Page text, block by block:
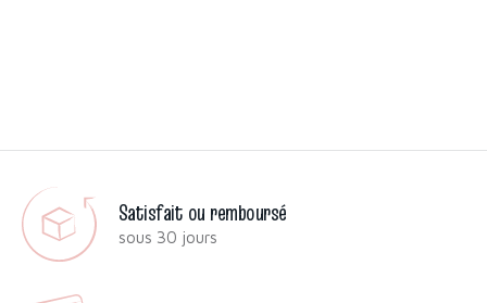
Satisfait ou remboursé
sous 30 jours